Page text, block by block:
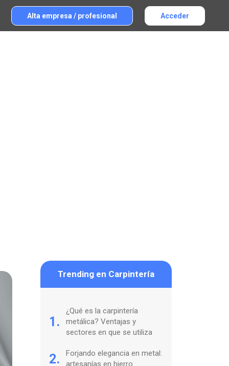
Alta empresa / profesional Acceder
Trending en Carpintería
1.
¿Qué es la carpintería
metálica? Ventajas y
sectores en que se utiliza
2.
Forjando elegancia en metal:
artesanías en hierro